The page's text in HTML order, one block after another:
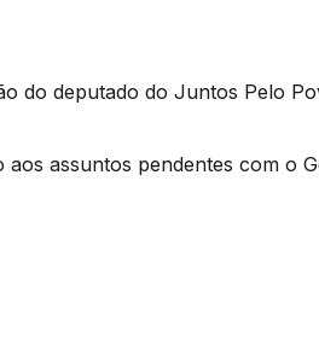
do deputado do Juntos Pelo
aos assuntos pendentes com o